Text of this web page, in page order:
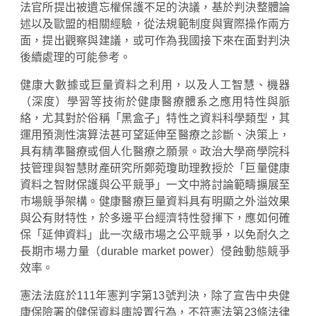
法官所提出被遺忘權保護不足的決議，基於判決整體論
述以及歐盟的相關經驗，從法規範制度與實際操作兩方
面，提出觀察與建議，或可作為我國接下來在面對判決
後續處理的可能參考。
健康大數據或巨量資料之利用，以及人工智慧、機器
（深度）學習等技術於健康醫療體系之應用特性與脈
絡，尤其對於俗稱「黑盒子」特性之資料科學類型，其
運用預測性演算法甚可望延伸至醫療之診斷、決策上，
具有精準醫療或個人化醫療之願景。政治大學商學院科
技管理與智慧財產研究所鄭菀瓊助理教授於「巨量健康
資料之智財保護與公平競爭」一文中將討論範疇擴展至
市場競爭架構。健康醫療巨量資料具有明顯之外溢效果
與公有財特性，於多邊平台經濟特性發揮下，應如何確
保「延伸資料」此一次級市場之公平競爭，以免耐久之
長期市場力量（durable market power）侵蝕動態競爭
效率。
憲法法庭於111年憲判字第13號判決，除了宣告中央健
康保險署的健保資料庫設置行為，不符憲法第23條法律